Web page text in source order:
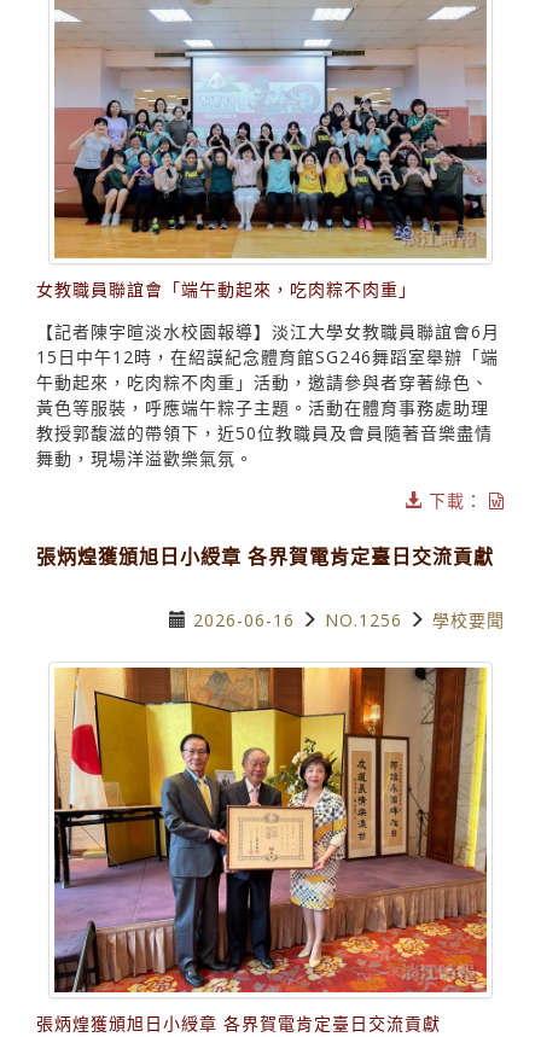
女教職員聯誼會「端午動起來，吃肉粽不肉重」
【記者陳宇暄淡水校園報導】淡江大學女教職員聯誼會6月
15日中午12時，在紹謨紀念體育館SG246舞蹈室舉辦「端
午動起來，吃肉粽不肉重」活動，邀請參與者穿著綠色、
黃色等服裝，呼應端午粽子主題。活動在體育事務處助理
教授郭馥滋的帶領下，近50位教職員及會員隨著音樂盡情
舞動，現場洋溢歡樂氣氛。
下載：
張炳煌獲頒旭日小綬章 各界賀電肯定臺日交流貢獻
2026-06-16 NO.1256 學校要聞
張炳煌獲頒旭日小綬章 各界賀電肯定臺日交流貢獻